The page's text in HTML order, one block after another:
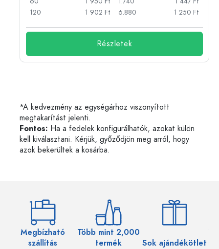
120
1 902 Ft
6.880
1 250 Ft
Részletek
*A kedvezmény az egységárhoz viszonyított
megtakarítást jelenti.
Fontos: Ha a fedelek konfigurálhatók, azokat külön
kell kiválasztani. Kérjük, győződjön meg arról, hogy
azok bekerültek a kosárba.
Megbízható
szállítás
Több mint 2,000
termék
Sok ajándékötlet